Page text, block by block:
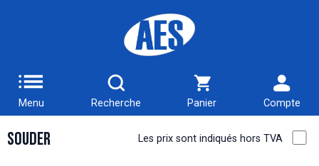
Menu Recherche Panier Compte
Souder Les prix sont indiqués hors TVA